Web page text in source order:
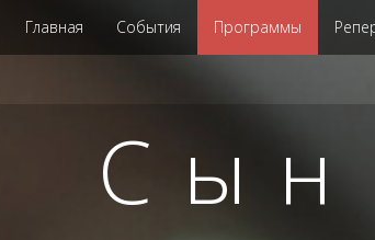
Главная События Программы
Сын